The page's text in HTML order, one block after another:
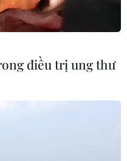
điều trị ung thư